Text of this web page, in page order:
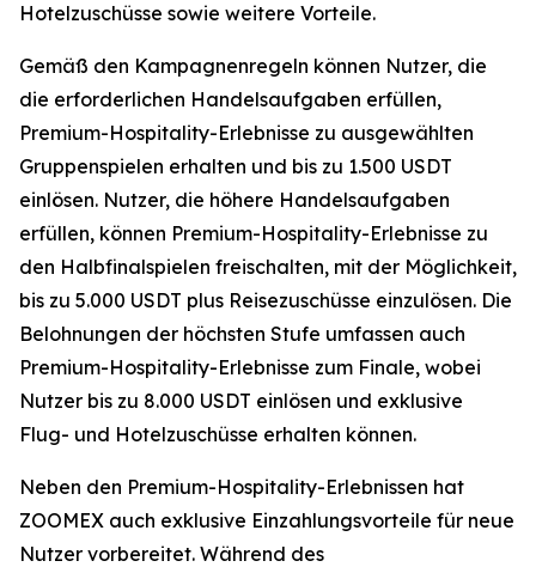
Hotelzuschüsse sowie weitere Vorteile.
Gemäß den Kampagnenregeln können Nutzer, die
die erforderlichen Handelsaufgaben erfüllen,
Premium-Hospitality-Erlebnisse zu ausgewählten
Gruppenspielen erhalten und bis zu 1.500 USDT
einlösen. Nutzer, die höhere Handelsaufgaben
erfüllen, können Premium-Hospitality-Erlebnisse zu
den Halbfinalspielen freischalten, mit der Möglichkeit,
bis zu 5.000 USDT plus Reisezuschüsse einzulösen. Die
Belohnungen der höchsten Stufe umfassen auch
Premium-Hospitality-Erlebnisse zum Finale, wobei
Nutzer bis zu 8.000 USDT einlösen und exklusive
Flug- und Hotelzuschüsse erhalten können.
Neben den Premium-Hospitality-Erlebnissen hat
ZOOMEX auch exklusive Einzahlungsvorteile für neue
Nutzer vorbereitet. Während des